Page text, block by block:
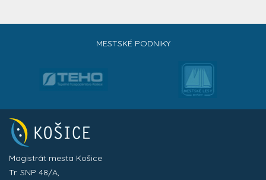
MESTSKÉ PODNIKY
Magistrát mesta Košice
Tr. SNP 48/A,